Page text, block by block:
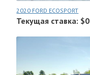
2020 FORD ECOSPORT
Текущая ставка: $0